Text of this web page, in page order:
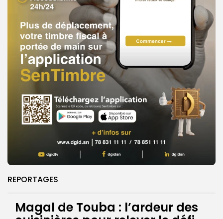
REPORTAGES
Magal de Touba : l’ardeur des